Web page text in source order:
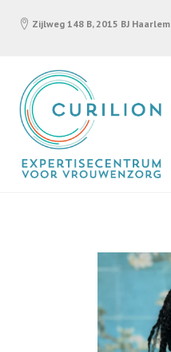
Zijlweg 148 B, 2015 BJ Haarlem